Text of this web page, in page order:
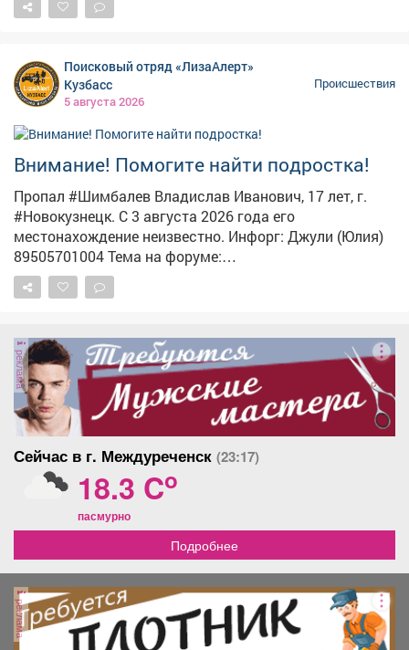
#ЛизаАлерт #ЛизаАлертКузбасс #ПропалЧеловек
Поисковый отряд «ЛизаАлерт»
Кузбасс
5 августа 2026
Происшествия
Внимание! Помогите найти подростка!
Пропал #Шимбалев Владислав Иванович, 17 лет, г.
#Новокузнецк. С 3 августа 2026 года его
местонахождение неизвестно. Инфорг: Джули (Юлия)
89505701004 Тема на форуме:
https://lizaalert.org/forum/viewtopic.php?t=371500
#ЛизаАлерт #ЛизаАлертКузбасс #ПропалЧеловек
реклама
Сейчас в г. Междуреченск (23:17)
18.3 Co
пасмурно
Подробнее
реклама